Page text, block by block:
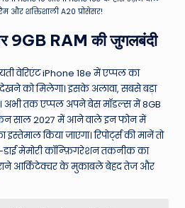
और शक्तिशाली A20 प्रोसेसर!
9GB RAM की जुगलबंदी
वेरिएंट iPhone 18e में एप्पल का
को मिलेगा। इसके अलावा, सबसे बड़ा
अभी तक एप्पल अपने बेस मॉडल्स में 8GB
साल 2027 में आने वाले इन फोन में
किया जाएगा। रिपोर्ट्स की मानें तो
मेमोरी कॉन्फ़िगरेशन तकनीक का
आर्किटेक्चर के मुकाबले बेहद तेज और